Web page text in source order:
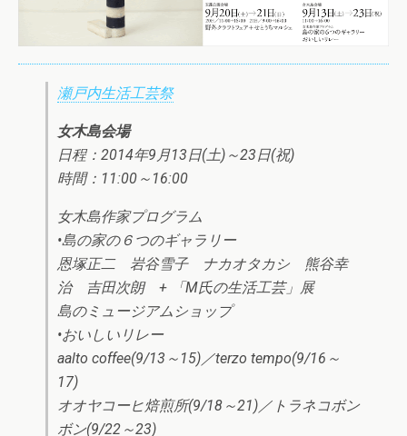
瀬戸内生活工芸祭
女木島会場
日程：2014年9月13日(土)～23日(祝)
時間：11:00～16:00
女木島作家プログラム
•島の家の６つのギャラリー
恩塚正二 岩谷雪子 ナカオタカシ 熊谷幸
治 吉田次朗 + 「M氏の生活工芸」展
島のミュージアムショップ
•おいしいリレー
aalto coffee(9/13～15)／terzo tempo(9/16～
17)
オオヤコーヒ焙煎所(9/18～21)／トラネコボン
ボン(9/22～23)